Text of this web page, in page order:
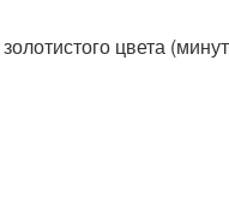
цвета